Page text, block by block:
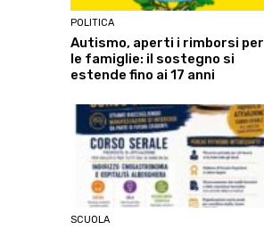
POLITICA
Autismo, aperti i rimborsi per
le famiglie: il sostegno si
estende fino ai 17 anni
SCUOLA